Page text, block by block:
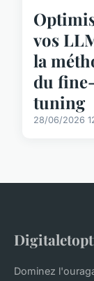
vos
la
du
tuning
28/06/2026
Dominez